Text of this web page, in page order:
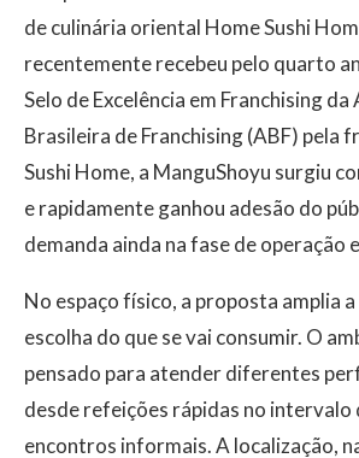
de culinária oriental Home Sushi
recentemente recebeu pelo quarto
Selo de Excelência em Franchising da
Brasileira de Franchising (ABF) pela
Sushi Home, a ManguShoyu surgiu
e rapidamente ganhou adesão do
demanda ainda na fase de operação
No espaço físico, a proposta amplia
escolha do que se vai consumir. O
pensado para atender diferentes
desde refeições rápidas no
encontros informais. A localização,